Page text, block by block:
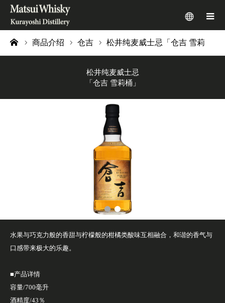
menu
商品介绍 仓吉 松井纯麦威士忌「仓吉 雪莉桶」
松井纯麦威士忌
「仓吉 雪莉桶」
水果与巧克力般的香甜与柠檬般的柑橘类酸味互相融合，和谐的香气与
口感带来极大的乐趣。
■产品详情
容量/700毫升
酒精度/43％